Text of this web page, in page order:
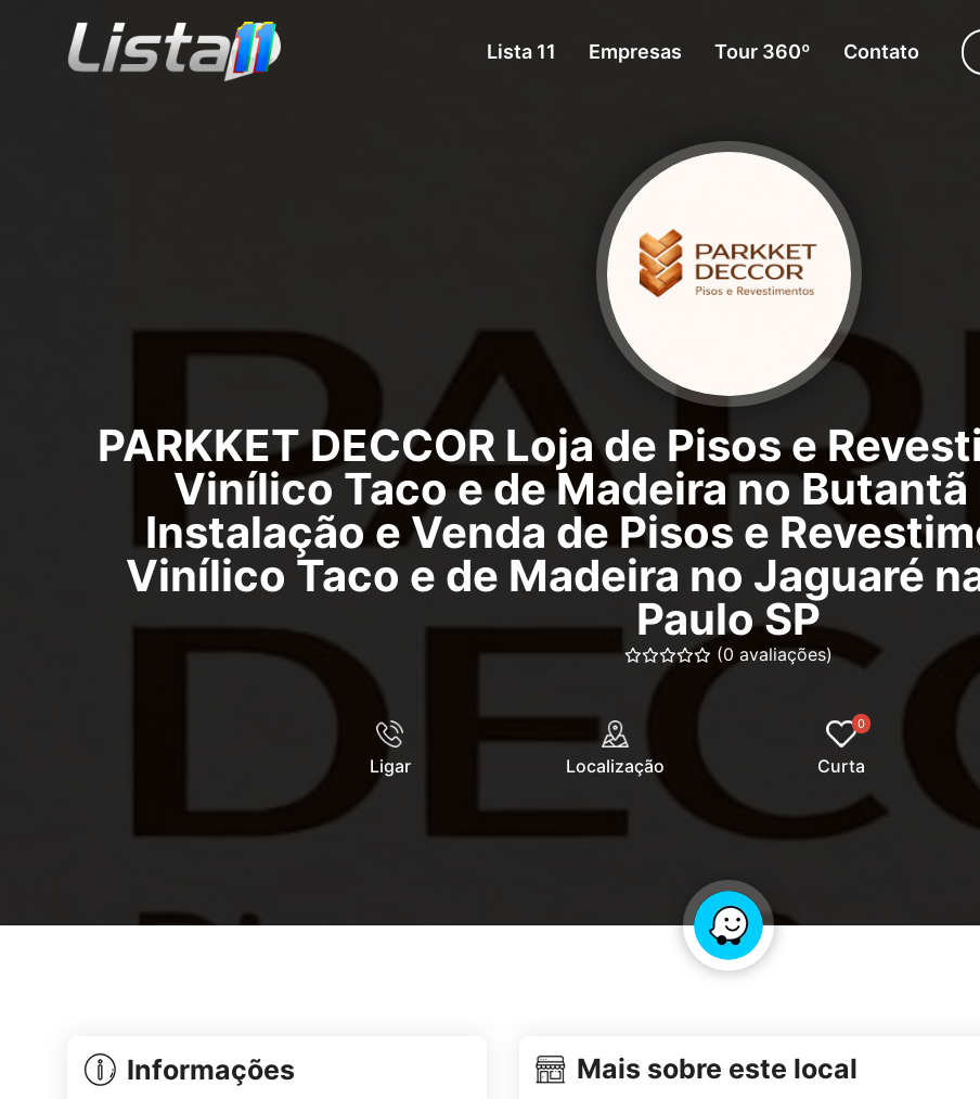
Lista 11 Empresas Tour 360º Contato
PARKKET DECCOR Loja de Pisos e
Vinílico Taco e de Madeira no Butantã
Instalação e Venda de Pisos e
Vinílico Taco e de Madeira no Jaguaré
Paulo SP
(0 avaliações)
Ligar Localização
0
Curta
Informações Mais sobre este local